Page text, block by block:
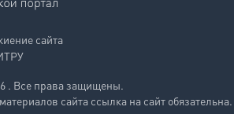
сайта
. Все права защищены.
сайта ссылка на сайт обязательна.